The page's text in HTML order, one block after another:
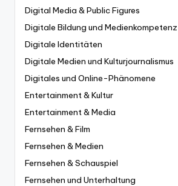
Digital Media & Public Figures
Digitale Bildung und Medienkompetenz
Digitale Identitäten
Digitale Medien und Kulturjournalismus
Digitales und Online-Phänomene
Entertainment & Kultur
Entertainment & Media
Fernsehen & Film
Fernsehen & Medien
Fernsehen & Schauspiel
Fernsehen und Unterhaltung